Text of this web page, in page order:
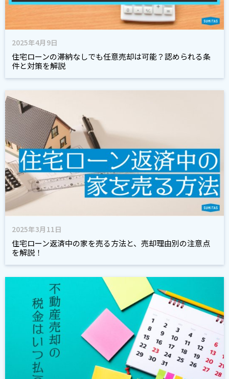
2025年4月9日
住宅ローンの滞納なしでも任意売却は可能？認められる条
件と対策を解説
2025年3月11日
住宅ローン返済中の家を売る方法と、売却理由別の注意点
を解説！